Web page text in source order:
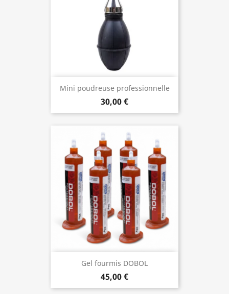
Mini poudreuse professionnelle
30,00 €
Gel fourmis DOBOL
45,00 €